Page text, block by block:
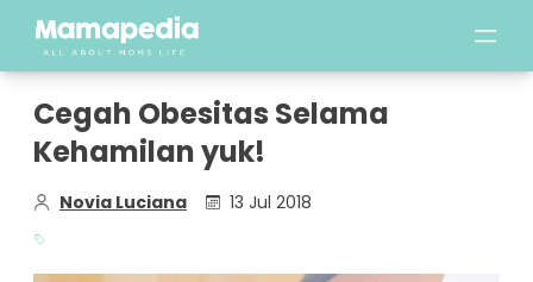
Cegah Obesitas Selama
Kehamilan yuk!
Novia Luciana 13 Jul 2018